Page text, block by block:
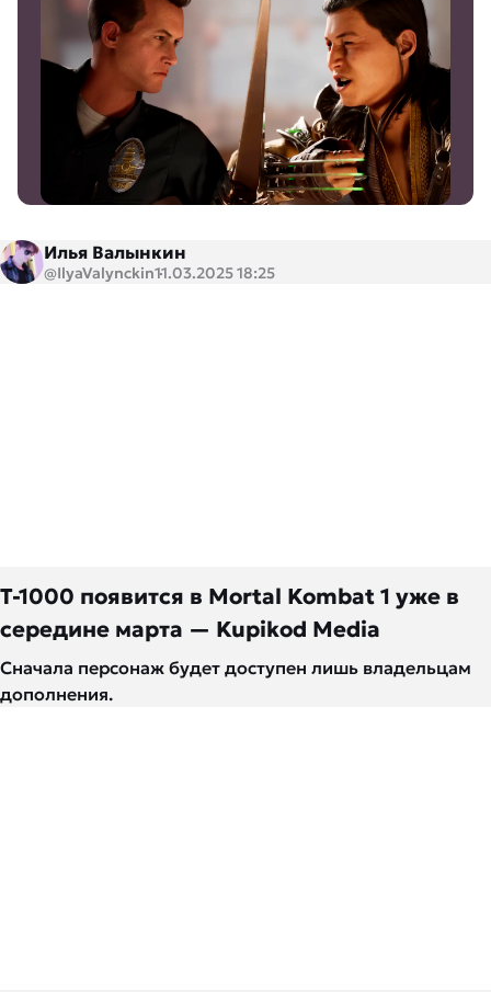
T-1000 появится в Mortal Kombat 1 уже в
середине марта — Kupikod Media
Сначала персонаж будет доступен лишь владельцам
дополнения.
Илья Валынкин
@IlyaValynckin11.03.2025 18:25